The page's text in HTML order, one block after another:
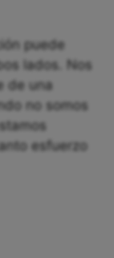
puede
lados. Nos
de una
no somos
esfuerzo